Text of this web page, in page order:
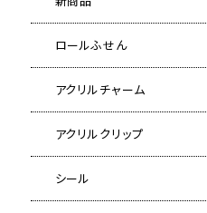
ロールふせん
アクリルチャーム
アクリルクリップ
シール